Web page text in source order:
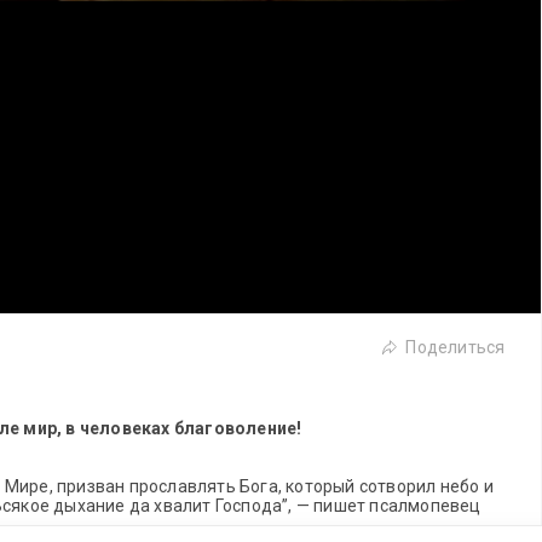
Поделиться
мир, в человеках благоволение!
призван прославлять Бога, который сотворил небо и
дыхание да хвалит Господа”, — пишет псалмопевец